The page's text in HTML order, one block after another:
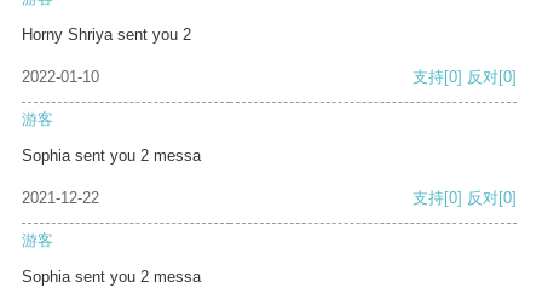
Horny Shriya sent you 2
2022-01-10 支持[0] 反对[0]
游客
Sophia sent you 2 messa
2021-12-22 支持[0] 反对[0]
游客
Sophia sent you 2 messa